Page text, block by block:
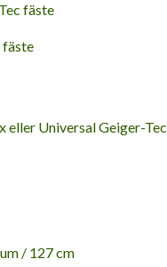
fäste
Universal Geiger-Tec
/ 127 cm